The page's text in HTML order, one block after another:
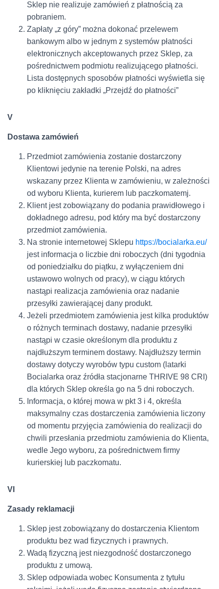
Sklep nie realizuje zamówień z płatnością za
pobraniem.
Zapłaty „z góry” można dokonać przelewem
bankowym albo w jednym z systemów płatności
elektronicznych akceptowanych przez Sklep, za
pośrednictwem podmiotu realizującego płatności.
Lista dostępnych sposobów płatności wyświetla się
po kliknięciu zakładki „Przejdź do płatności”
V
Dostawa zamówień
Przedmiot zamówienia zostanie dostarczony
Klientowi jedynie na terenie Polski, na adres
wskazany przez Klienta w zamówieniu, w zależności
od wyboru Klienta, kurierem lub paczkomatemj.
Klient jest zobowiązany do podania prawidłowego i
dokładnego adresu, pod który ma być dostarczony
przedmiot zamówienia.
Na stronie internetowej Sklepu https://bocialarka.eu/
jest informacja o liczbie dni roboczych (dni tygodnia
od poniedziałku do piątku, z wyłączeniem dni
ustawowo wolnych od pracy), w ciągu których
nastąpi realizacja zamówienia oraz nadanie
przesyłki zawierającej dany produkt.
Jeżeli przedmiotem zamówienia jest kilka produktów
o różnych terminach dostawy, nadanie przesyłki
nastąpi w czasie określonym dla produktu z
najdłuższym terminem dostawy. Najdłuższy termin
dostawy dotyczy wyrobów typu custom (latarki
Bocialarka oraz źródła stacjonarne THRIVE 98 CRI)
dla których Sklep określa go na 5 dni roboczych.
Informacja, o której mowa w pkt 3 i 4, określa
maksymalny czas dostarczenia zamówienia liczony
od momentu przyjęcia zamówienia do realizacji do
chwili przesłania przedmiotu zamówienia do Klienta,
wedle Jego wyboru, za pośrednictwem firmy
kurierskiej lub paczkomatu.
VI
Zasady reklamacji
Sklep jest zobowiązany do dostarczenia Klientom
produktu bez wad fizycznych i prawnych.
Wadą fizyczną jest niezgodność dostarczonego
produktu z umową.
Sklep odpowiada wobec Konsumenta z tytułu